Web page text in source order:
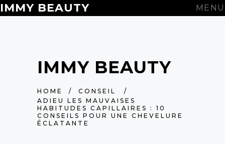
IMMY BEAUTY MENU
IMMY BEAUTY
HOME / CONSEIL
/
ADIEU LES MAUVAISES
HABITUDES CAPILLAIRES : 10
CONSEILS POUR UNE CHEVELURE
ÉCLATANTE